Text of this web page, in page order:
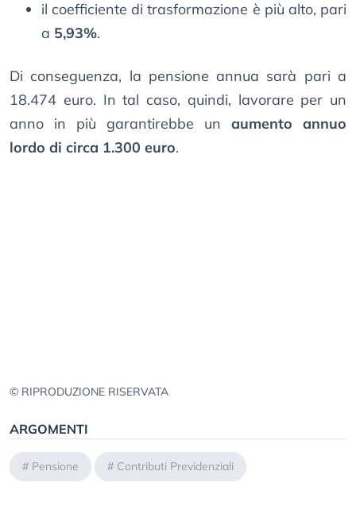
il coefficiente di trasformazione è più alto, pari
a 5,93%.
Di conseguenza, la pensione annua sarà pari a
18.474 euro. In tal caso, quindi, lavorare per un
anno in più garantirebbe un aumento annuo
lordo di circa 1.300 euro.
© RIPRODUZIONE RISERVATA
ARGOMENTI
# Pensione # Contributi Previdenziali